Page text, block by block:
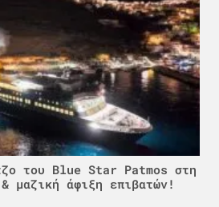
του Blue Star Patmos στη
μαζική άφιξη επιβατών!